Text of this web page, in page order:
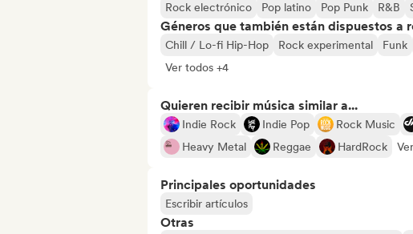
Rock electrónico Pop latino Pop Punk R&B
Géneros que también están dispuestos a
Chill / Lo-fi Hip-Hop Rock experimental Funk
Ver todos +4
Quieren recibir música similar a...
Indie Rock Indie Pop Rock Music
Heavy Metal
Reggae HardRock
Principales oportunidades
Escribir artículos
Otras